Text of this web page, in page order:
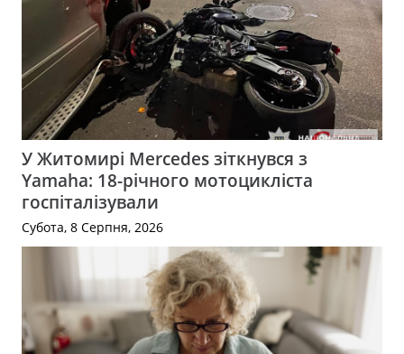
У Житомирі Mercedes зіткнувся з
Yamaha: 18-річного мотоцикліста
госпіталізували
Субота, 8 Серпня, 2026